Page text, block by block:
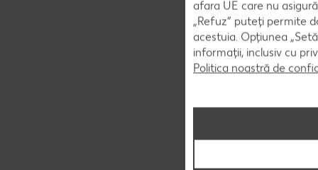
afara UE care nu
„Refuz” puteți permite
acestuia. Opțiunea
informații, inclusiv cu
Politica noastră de